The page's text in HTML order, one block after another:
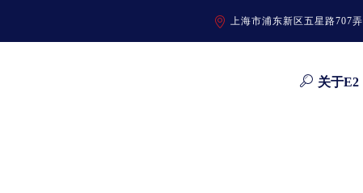
上海市浦东新区五星路707弄
关于E2